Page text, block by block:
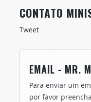
CONTATO
Tweet
EMAIL - MR.
Para enviar um
por favor